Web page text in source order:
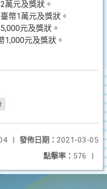
萬元及獎狀。
幣1萬元及獎狀。
元及獎狀。
1,000元及獎狀。
發佈日期： 2021-03-05
|
點擊率： 576 |